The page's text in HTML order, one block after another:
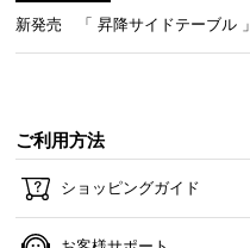
新発売 「 昇降サイドテーブル 」
ご利用方法
ショッピングガイド